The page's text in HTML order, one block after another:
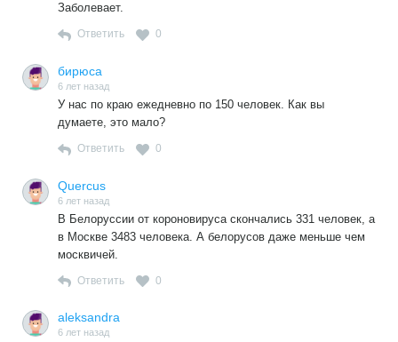
Заболевает.
Ответить 0
бирюса
6 лет назад
У нас по краю ежедневно по 150 человек. Как вы
думаете, это мало?
Ответить 0
Quercus
6 лет назад
В Белоруссии от короновируса скончались 331 человек, а
в Москве 3483 человека. А белорусов даже меньше чем
москвичей.
Ответить 0
aleksandra
6 лет назад